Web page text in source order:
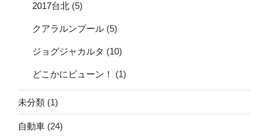
2017台北 (5)
クアラルンプール (5)
ジョグジャカルタ (10)
どこかにビューン！ (1)
未分類 (1)
自動車 (24)